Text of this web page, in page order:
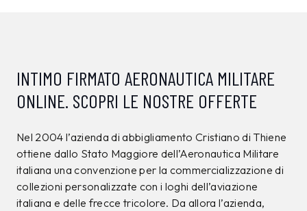
INTIMO FIRMATO AERONAUTICA MILITARE
ONLINE. SCOPRI LE NOSTRE OFFERTE
Nel 2004 l’azienda di abbigliamento Cristiano di Thiene
ottiene dallo Stato Maggiore dell’Aeronautica Militare
italiana una convenzione per la commercializzazione di
collezioni personalizzate con i loghi dell’aviazione
italiana e delle frecce tricolore. Da allora l’azienda,